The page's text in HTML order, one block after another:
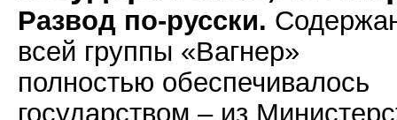
Развод по-русски.
всей группы «Вагнер»
полностью обеспечивалось
государством – из